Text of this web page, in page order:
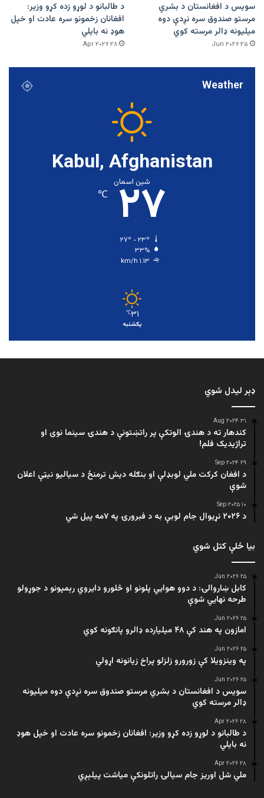
سویس د افغانستان د بشري
مرستو صندوق سره نږدې دوه
میلیونه ډالر مرسته کوي
۲۵ Jun ۲۰۲۶
د طالبانو د لوړو زده کړو وزیر:
افغانان زخمونو سره عادت او خپل
هوډ نه بایلي
۲۸ Apr ۲۰۲۶
Weather
Kabul, Afghanistan
شین اسمان
۲۷ ℃
۳۳%
۱.۱۳ km/h
۳۱℃
یکشنبه
ډېر لیدل شوي
۳۱ Aug ۲۰۲۴
کندهار ته د هندۍ الوتکې پر راتښتونې د هندۍ سینما نوی او
تراژيديک فلم!
۲۹ Sep ۲۰۲۴
د افغان کرکت ملي لوبډلې او بنګله دیش ترمنځ د سیالیو نیټې اعلان
شوې
۱۰ Sep ۲۰۲۵
د ۲۰۲۶ نړیوال جام لوبې به د فبرورۍ په ۷مه پیل شي
بیا ځلې کتل شوي
۲۵ Jun ۲۰۲۶
کابل ښاروالۍ: د دوو هوايي پلونو او څلورو دایروي رېمپونو د جوړولو
طرحه نهایي شوې
۲۵ Jun ۲۰۲۶
امازون په هند کې ۴۸ میلیارده ډالرو پانګونه کوي
۲۵ Jun ۲۰۲۶
په وینزویلا کې زورورو زلزلو پراخ زیانونه اړولي
۲۵ Jun ۲۰۲۶
سویس د افغانستان د بشري مرستو صندوق سره نږدې دوه میلیونه
ډالر مرسته کوي
۲۸ Apr ۲۰۲۶
د طالبانو د لوړو زده کړو وزیر: افغانان زخمونو سره عادت او خپل هوډ
نه بایلي
۲۸ Apr ۲۰۲۶
ملي شل اوریز جام سیالۍ راتلونکې میاشت پیلېږي